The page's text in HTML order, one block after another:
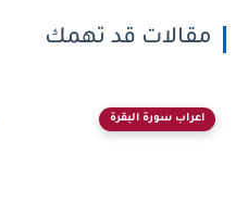
مقالات قد تهمك
اعراب سورة البقرة